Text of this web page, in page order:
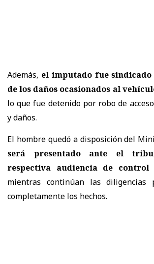
Además, el imputado fue
de los daños ocasionados al
lo que fue detenido por robo de
y daños.
El hombre quedó a disposición del
será presentado ante el
respectiva audiencia de control
mientras continúan las diligencias
completamente los hechos.